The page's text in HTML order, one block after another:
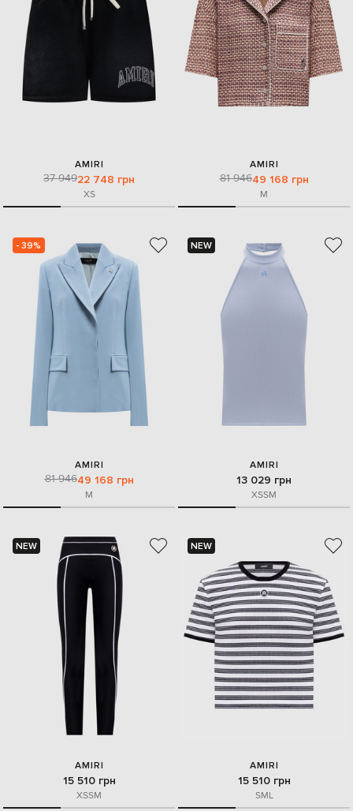
AMIRI
37 94922 748 грн
XS
AMIRI
81 94649 168 грн
M
- 39%
AMIRI
81 94649 168 грн
M
NEW
AMIRI
13 029 грн
XSSM
NEW
AMIRI
15 510 грн
XSSM
NEW
AMIRI
15 510 грн
SML